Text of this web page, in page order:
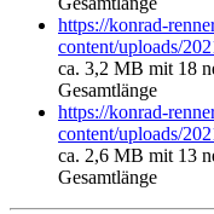
https://konrad-
content/uploads/
ca. 3,2 MB mit 18
Gesamtlänge
https://konrad-
content/uploads/
ca. 2,6 MB mit 13
Gesamtlänge